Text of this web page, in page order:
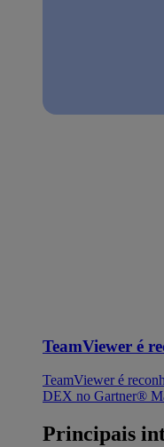
TeamViewer é
TeamViewer é
DEX no Gartner®
Principais